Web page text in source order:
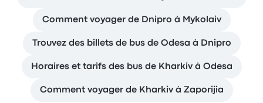
Comment voyager de Dnipro à Mykolaiv
Trouvez des billets de bus de Odesa à Dnipro
Horaires et tarifs des bus de Kharkiv à Odesa
Comment voyager de Kharkiv à Zaporijia